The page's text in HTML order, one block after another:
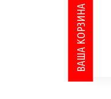
ВАША КОРЗИНА